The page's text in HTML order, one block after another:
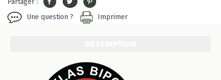
Une question ?
Imprimer